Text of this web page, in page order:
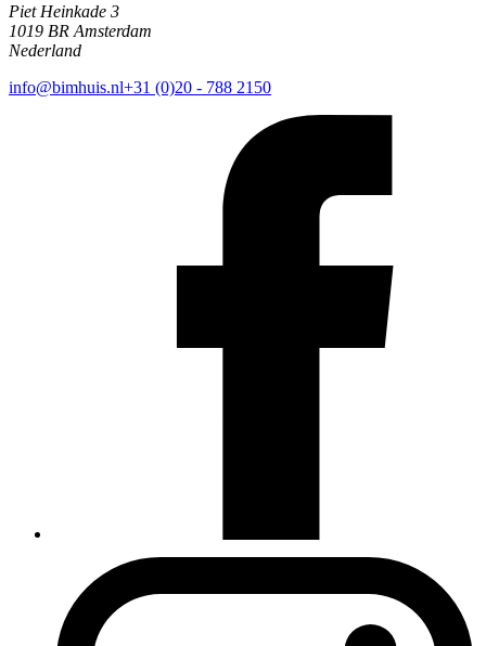
Piet Heinkade 3
1019 BR Amsterdam
Nederland
info@bimhuis.nl+31 (0)20 - 788 2150